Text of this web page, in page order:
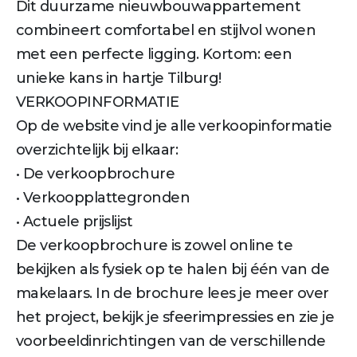
Dit duurzame nieuwbouwappartement
combineert comfortabel en stijlvol wonen
met een perfecte ligging. Kortom: een
unieke kans in hartje Tilburg!
VERKOOPINFORMATIE
Op de website vind je alle verkoopinformatie
overzichtelijk bij elkaar:
• De verkoopbrochure
• Verkoopplattegronden
• Actuele prijslijst
De verkoopbrochure is zowel online te
bekijken als fysiek op te halen bij één van de
makelaars. In de brochure lees je meer over
het project, bekijk je sfeerimpressies en zie je
voorbeeldinrichtingen van de verschillende